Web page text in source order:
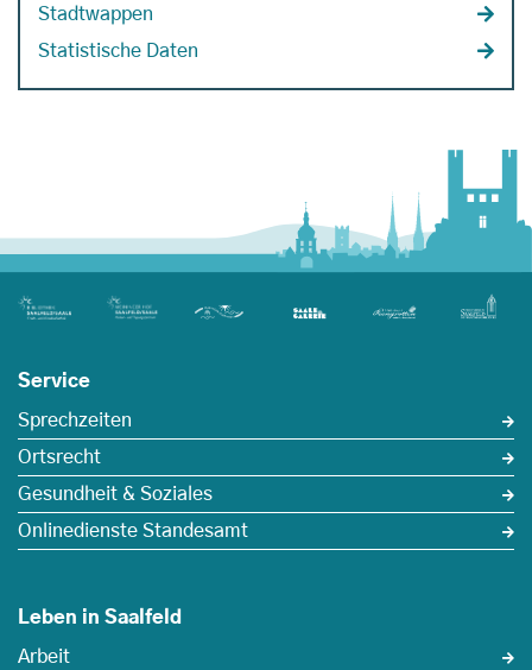
Stadtwappen
Statistische Daten
Service
Sprechzeiten
Ortsrecht
Gesundheit & Soziales
Onlinedienste Standesamt
Leben in Saalfeld
Arbeit